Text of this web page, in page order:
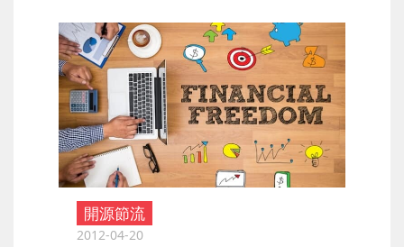
開源節流
2012-04-20